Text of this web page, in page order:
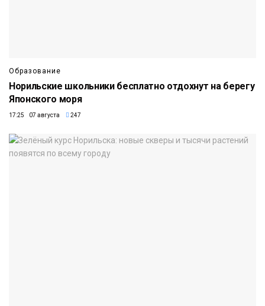
Образование
Норильские школьники бесплатно отдохнут на берегу
Японского моря
17:25 07 августа 247